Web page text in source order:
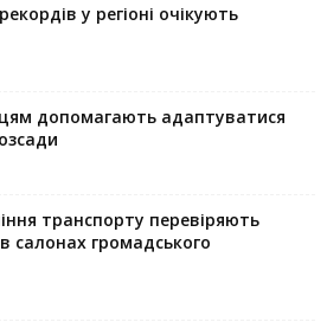
у регіоні очікують
допомагають адаптуватися
транспорту перевіряють
салонах громадського